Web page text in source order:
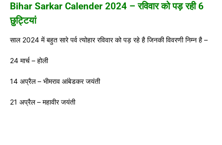
Bihar Sarkar Calender 2024 – रविवार को पड़ रही 6
छुट्टियां
साल 2024 में बहुत सारे पर्व त्योहार रविवार को पड़ रहे है जिनकी विवरणी निम्न है –
24 मार्च – होली
14 अप्रैल – भीमराव आंबेडकर जयंती
21 अप्रैल – महावीर जयंती